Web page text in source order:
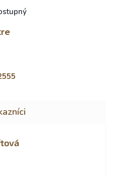
je 2 z 5 hviezdičiek.